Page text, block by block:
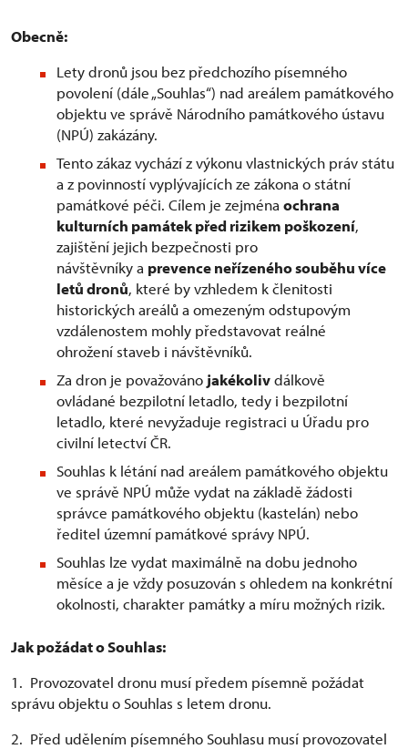
Obecně:
Lety dronů jsou bez předchozího písemného
povolení (dále „Souhlas“) nad areálem památkového
objektu ve správě Národního památkového ústavu
(NPÚ) zakázány.
Tento zákaz vychází z výkonu vlastnických práv státu
a z povinností vyplývajících ze zákona o státní
památkové péči. Cílem je zejména ochrana
kulturních památek před rizikem poškození,
zajištění jejich bezpečnosti pro
návštěvníky a prevence neřízeného souběhu více
letů dronů, které by vzhledem k členitosti
historických areálů a omezeným odstupovým
vzdálenostem mohly představovat reálné
ohrožení staveb i návštěvníků.
Za dron je považováno jakékolivdálkově
ovládané bezpilotní letadlo, tedy i bezpilotní
letadlo, které nevyžaduje registraci u Úřadu pro
civilní letectví ČR.
Souhlas k létání nad areálem památkového objektu
ve správě NPÚ může vydat na základě žádosti
správce památkového objektu (kastelán) nebo
ředitel územní památkové správy NPÚ.
Souhlas lze vydat maximálně na dobu jednoho
měsíce a je vždy posuzován s ohledem na konkrétní
okolnosti, charakter památky a míru možných rizik.
Jak požádat o Souhlas:
1. Provozovatel dronu musí předem písemně požádat
správu objektu o Souhlas s letem dronu.
2. Před udělením písemného Souhlasu musí provozovatel